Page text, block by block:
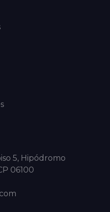
5, Hipódromo
06100